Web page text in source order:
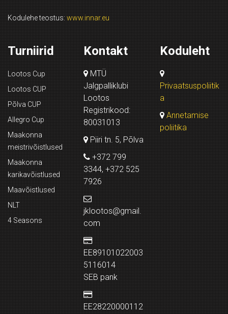
Kodulehe teostus: www.innar.eu
Turniirid
Lootos Cup
Lootos CUP
Põlva CUP
Allegro Cup
Maakonna
meistrivõistlused
Maakonna
karikavõistlused
Maavõistlused
NLT
4 Seasons
Kontakt
MTÜ
Jalgpalliklubi
Lootos
Registrikood:
80031013
Piiri tn. 5, Põlva
+372 799
3344, +372 525
7926
jklootos@gmail.
com
EE89101022003
5116014
SEB pank
EE28220000112
Koduleht
Privaatsuspoliitik
a
Annetamise
poliitika